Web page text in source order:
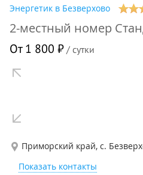
Энергетик в Безверхово
2-местный номер
От 1 800 ₽/ сутки
Приморский край, с.
Показать контакты